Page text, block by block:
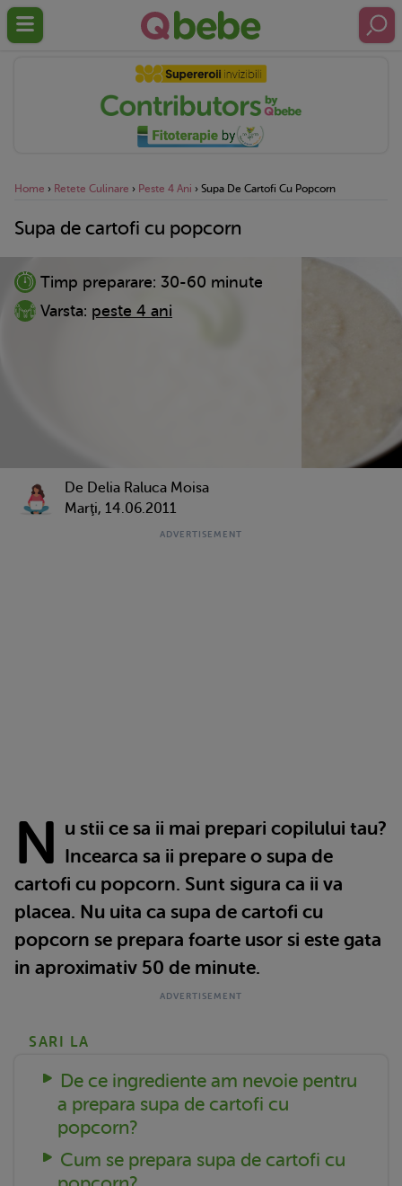
Home › Retete Culinare › Peste 4 Ani › Supa De Cartofi Cu Popcorn
Supa de cartofi cu popcorn
Timp preparare: 30-60 minute
Varsta: peste 4 ani
De Delia Raluca Moisa
Marţi, 14.06.2011
N u stii ce sa ii mai prepari copilului tau?
Incearca sa ii prepare o supa de
cartofi cu popcorn. Sunt sigura ca ii va
placea. Nu uita ca supa de cartofi cu
popcorn se prepara foarte usor si este gata
in aproximativ 50 de minute.
SARI LA
De ce ingrediente am nevoie pentru
a prepara supa de cartofi cu
popcorn?
Cum se prepara supa de cartofi cu